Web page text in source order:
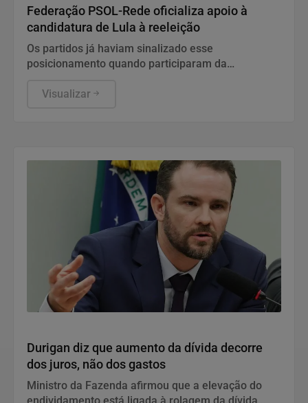
Federação PSOL-Rede oficializa apoio à
candidatura de Lula à reeleição
Os partidos já haviam sinalizado esse
posicionamento quando participaram da
Visualizar
Durigan diz que aumento da dívida decorre
dos juros, não dos gastos
Ministro da Fazenda afirmou que a elevação do